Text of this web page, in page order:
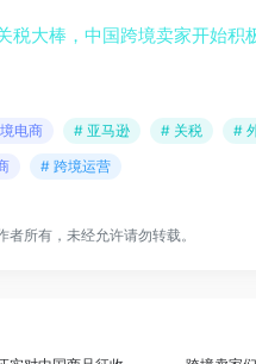
税大棒，中国跨境卖家开始积
电商 # 亚马逊 # 关税
#
# 跨境运营
者所有，未经允许请勿转载。